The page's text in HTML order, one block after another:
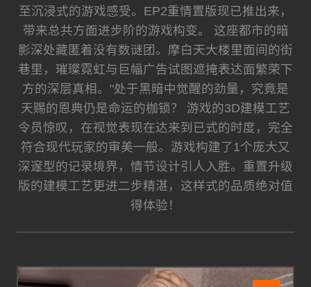
至沉浸式的游戏感受。EP2重情置版现已推出来，
带来总共方面进步阶的游戏构变。 这座都市的暗
影深处藏匿着没有数谜团。摩白天大楼里面间的街
巷里，璀璨霓虹与巨幅广告试图遮掩表达面繁荣下
方的深层真相。"处于黑暗中觉醒的劲量，究竟是
天赐的恩典仍是命运的枷锁？ 游戏的3D建模工艺
令员惊叹，在视觉表现在达来到已式的时度，完全
符合现代玩家的审美一般。游戏构建了1个庞大又
深邃型的记录境界，情节设计引人入胜。重置升级
版的建模工艺更进二步精湛，这样式的品质绝对值
得体验！